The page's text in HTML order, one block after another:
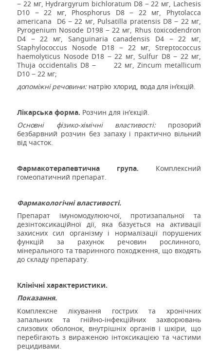
− 22 мг, Hydrargyrum bichloratum D8 − 22 мг, Lachesis
D10 − 22 мг, Phosphorus D8 − 22 мг, Phytolacca
americana
D6 − 22 мг, Pulsatilla pratensis D8 − 22 мг,
Pyrogenium Nosode D198 − 22 мг, Rhus toxicodendron
D4 − 22 мг, Sanguinaria canadensis D4 − 22 мг,
Staphylococcus
Nosode D18 − 22 мг, Streptococcus
haemolyticus Nosode D18 − 22 мг, Sulfur D8 − 22 мг,
Thuja occidentalis D8 − 22 мг, Zincum metallicum
D10 − 22 мг;
допоміжні речовини:натрію хлорид, вода для ін’єкцій.
Лікарська форма. Розчин для ін’єкцій.
Основні фізико-хімічні властивості:
прозорий
безбарвний розчин без запаху і практично вільний
від часток.
Фармакотерапевтична група. Комплексний
гомеопатичний препарат.
Фармакологічні властивості.
Препарат імуномодулюючої, протизапальної та
дезінтоксикаційної дії, яка базується на активації
захисних сил організму і нормалізації порушених
функцій за рахунок речовин рослинного,
мінерального та тваринного походження, що входять
до складу препарату.
Клінічні характеристики.
Показання.
Комплексне лікування гострих та хронічних
запальних та гнійно-інфекційних захворювань
слизових оболонок, внутрішніх органів і шкіри, що
перебігають з вираженою інтоксикацією та частими
рецидивами.